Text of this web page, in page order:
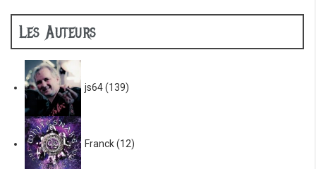
Les Auteurs
js64(139)
Franck(12)